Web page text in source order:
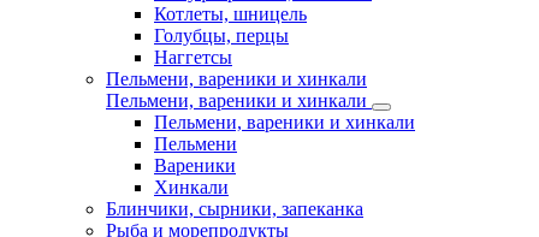
Котлеты, шницель
Голубцы, перцы
Наггетсы
Пельмени, вареники и хинкали
Пельмени, вареники и хинкали
Пельмени, вареники и хинкали
Пельмени
Вареники
Хинкали
Блинчики, сырники, запеканка
Рыба и морепродукты